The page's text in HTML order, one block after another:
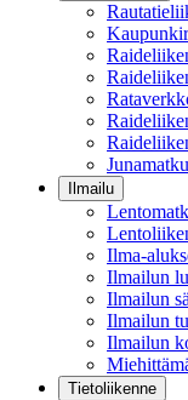
Ilmailu
Ilma-
Ilmailun
Ilmailun
Ilmailun
Ilmailun
Tietoliikenne